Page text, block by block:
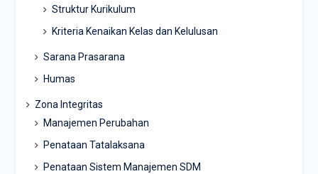
Struktur Kurikulum
Kriteria Kenaikan Kelas dan Kelulusan
Sarana Prasarana
Humas
Zona Integritas
Manajemen Perubahan
Penataan Tatalaksana
Penataan Sistem Manajemen SDM